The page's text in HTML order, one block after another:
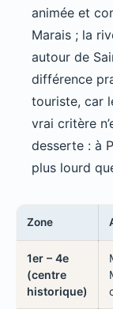
animée et
Marais ; la
autour de
différence
touriste, car
vrai critère
desserte : à
plus lourd
Zone
1er – 4e
(centre
historique)